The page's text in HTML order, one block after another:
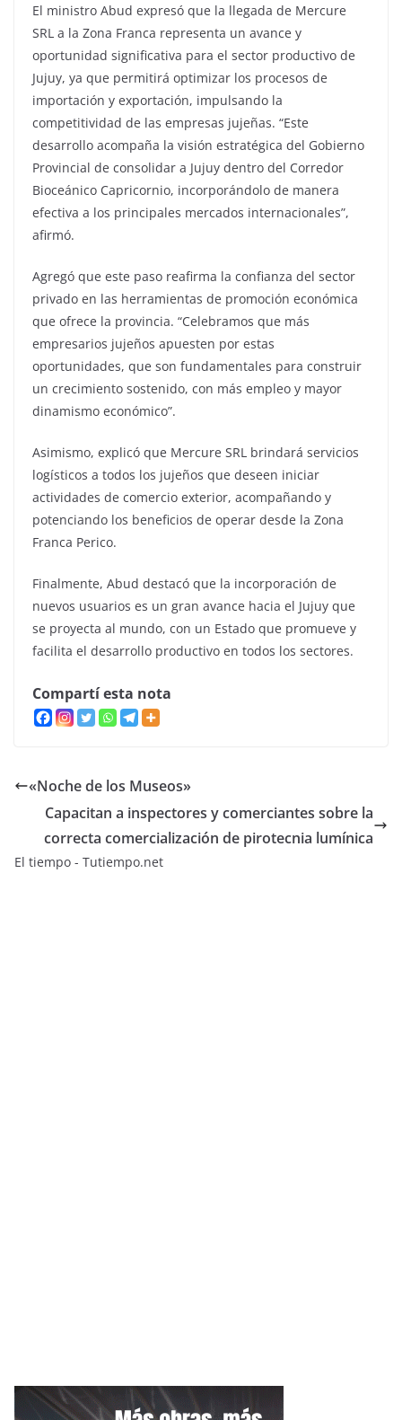
El ministro Abud expresó que la llegada de Mercure
SRL a la Zona Franca representa un avance y
oportunidad significativa para el sector productivo de
Jujuy, ya que permitirá optimizar los procesos de
importación y exportación, impulsando la
competitividad de las empresas jujeñas. “Este
desarrollo acompaña la visión estratégica del Gobierno
Provincial de consolidar a Jujuy dentro del Corredor
Bioceánico Capricornio, incorporándolo de manera
efectiva a los principales mercados internacionales”,
afirmó.
Agregó que este paso reafirma la confianza del sector
privado en las herramientas de promoción económica
que ofrece la provincia. “Celebramos que más
empresarios jujeños apuesten por estas
oportunidades, que son fundamentales para construir
un crecimiento sostenido, con más empleo y mayor
dinamismo económico”.
Asimismo, explicó que Mercure SRL brindará servicios
logísticos a todos los jujeños que deseen iniciar
actividades de comercio exterior, acompañando y
potenciando los beneficios de operar desde la Zona
Franca Perico.
Finalmente, Abud destacó que la incorporación de
nuevos usuarios es un gran avance hacia el Jujuy que
se proyecta al mundo, con un Estado que promueve y
facilita el desarrollo productivo en todos los sectores.
Compartí esta nota
«Noche de los Museos»
Capacitan a inspectores y comerciantes sobre la
correcta comercialización de pirotecnia lumínica
El tiempo - Tutiempo.net